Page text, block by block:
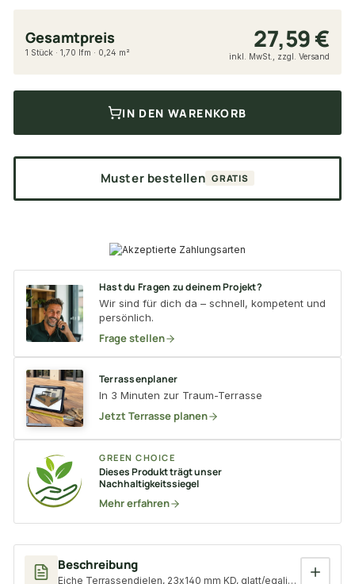
Beschreibung
Eiche Terrassendielen, 23x140 mm KD, glatt/egalisiert
Gesamtpreis 27,59 €
1 Stück · 1,70 lfm · 0,24 m² inkl. MwSt., zzgl. Versand
IN DEN WARENKORB
Muster bestellen GRATIS
Hast du Fragen zu deinem Projekt?
Wir sind für dich da – schnell, kompetent und
persönlich.
Frage stellen
Terrassenplaner
In 3 Minuten zur Traum-Terrasse
Jetzt Terrasse planen
GREEN CHOICE
Dieses Produkt trägt unser
Nachhaltigkeitssiegel
Mehr erfahren